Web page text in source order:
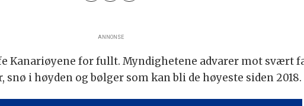
ANNONSE
Kanariøyene for fullt. Myndighetene advarer mot svært
i høyden og bølger som kan bli de høyeste siden 2018.